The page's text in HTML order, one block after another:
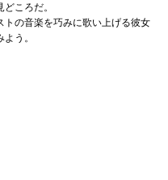
ころだ。
トの音楽を巧みに歌い上げる彼女
う。